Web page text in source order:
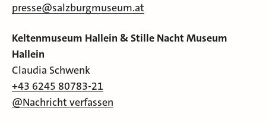
presse@salzburgmuseum.at
Keltenmuseum Hallein & Stille Nacht Museum
Hallein
Claudia Schwenk
+43 6245 80783-21
@Nachricht verfassen